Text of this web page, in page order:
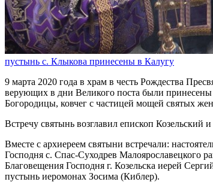
пустынь с. Клыкова принесены в Калугу
9 марта 2020 года в храм в честь Рождества
верующих в дни Великого поста были принесены
Богородицы, ковчег с частицей мощей святых
Встречу святынь возглавил епископ
Вместе с архиереем святыни встречали:
Господня с. Спас-Суходрев Малоярославецкого
Благовещения Господня г. Козельска иерей
пустынь иеромонах Зосима (Киблер).